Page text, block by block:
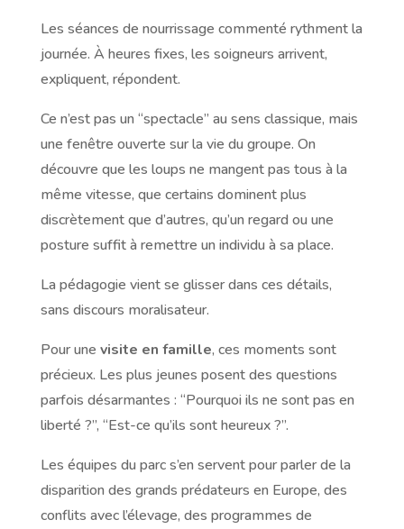
Les séances de nourrissage commenté rythment la
journée. À heures fixes, les soigneurs arrivent,
expliquent, répondent.
Ce n’est pas un “spectacle” au sens classique, mais
une fenêtre ouverte sur la vie du groupe. On
découvre que les loups ne mangent pas tous à la
même vitesse, que certains dominent plus
discrètement que d’autres, qu’un regard ou une
posture suffit à remettre un individu à sa place.
La pédagogie vient se glisser dans ces détails,
sans discours moralisateur.
Pour une visite en famille, ces moments sont
précieux. Les plus jeunes posent des questions
parfois désarmantes : “Pourquoi ils ne sont pas en
liberté ?”, “Est-ce qu’ils sont heureux ?”.
Les équipes du parc s’en servent pour parler de la
disparition des grands prédateurs en Europe, des
conflits avec l’élevage, des programmes de